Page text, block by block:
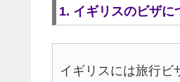
1. イギリスのビザに
イギリスには旅行ビ